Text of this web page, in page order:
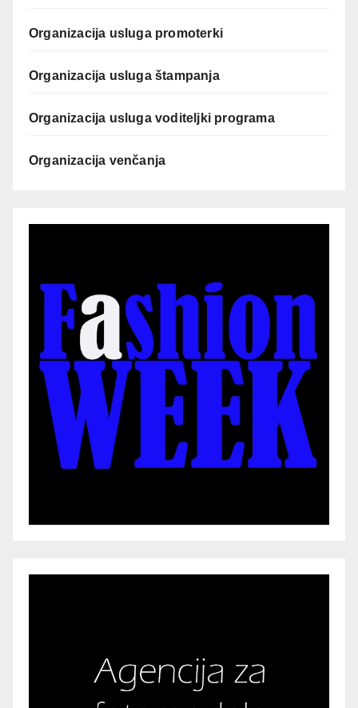
Organizacija usluga promoterki
Organizacija usluga štampanja
Organizacija usluga voditeljki programa
Organizacija venčanja